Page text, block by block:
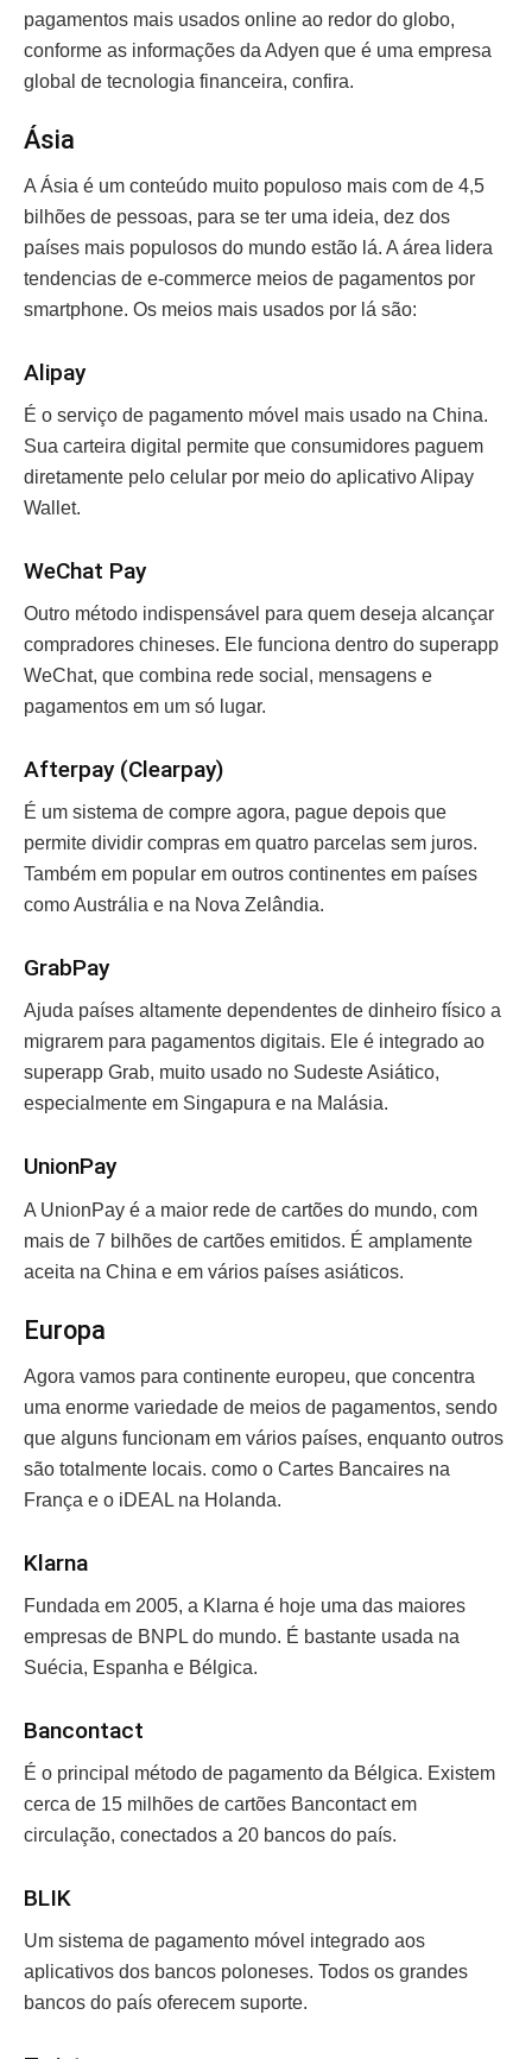
pagamentos mais usados online ao redor do globo,
conforme as informações da Adyen que é uma empresa
global de tecnologia financeira, confira.
Ásia
A Ásia é um conteúdo muito populoso mais com de 4,5
bilhões de pessoas, para se ter uma ideia, dez dos
países mais populosos do mundo estão lá. A área lidera
tendencias de e-commerce meios de pagamentos por
smartphone. Os meios mais usados por lá são:
Alipay
É o serviço de pagamento móvel mais usado na China.
Sua carteira digital permite que consumidores paguem
diretamente pelo celular por meio do aplicativo Alipay
Wallet.
WeChat Pay
Outro método indispensável para quem deseja alcançar
compradores chineses. Ele funciona dentro do superapp
WeChat, que combina rede social, mensagens e
pagamentos em um só lugar.
Afterpay (Clearpay)
É um sistema de compre agora, pague depois que
permite dividir compras em quatro parcelas sem juros.
Também em popular em outros continentes em países
como Austrália e na Nova Zelândia.
GrabPay
Ajuda países altamente dependentes de dinheiro físico a
migrarem para pagamentos digitais. Ele é integrado ao
superapp Grab, muito usado no Sudeste Asiático,
especialmente em Singapura e na Malásia.
UnionPay
A UnionPay é a maior rede de cartões do mundo, com
mais de 7 bilhões de cartões emitidos. É amplamente
aceita na China e em vários países asiáticos.
Europa
Agora vamos para continente europeu, que concentra
uma enorme variedade de meios de pagamentos, sendo
que alguns funcionam em vários países, enquanto outros
são totalmente locais. como o Cartes Bancaires na
França e o iDEAL na Holanda.
Klarna
Fundada em 2005, a Klarna é hoje uma das maiores
empresas de BNPL do mundo. É bastante usada na
Suécia, Espanha e Bélgica.
Bancontact
É o principal método de pagamento da Bélgica. Existem
cerca de 15 milhões de cartões Bancontact em
circulação, conectados a 20 bancos do país.
BLIK
Um sistema de pagamento móvel integrado aos
aplicativos dos bancos poloneses. Todos os grandes
bancos do país oferecem suporte.